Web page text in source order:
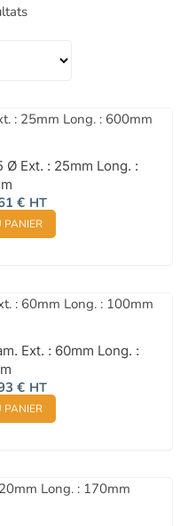
Ext. : 25mm Long. :
:
€Le
prix
actuel
est :
HT
PANIER
:
€Le
prix
actuel
est :
HT
PANIER